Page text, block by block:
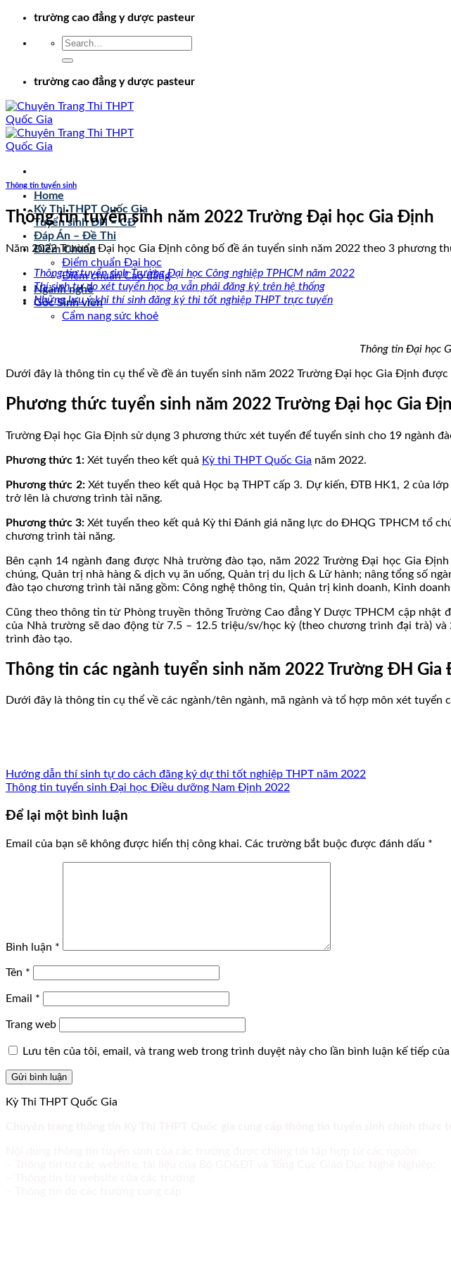
Chuyểntrường cao đẳng y dược pasteur
trường cao đẳng y dược pasteur
Home
Kỳ Thi THPT Quốc Gia
Tuyển sinh ĐH – CĐ
Đáp Án – Đề Thi
Điểm Chuẩn
Điểm chuẩn Đại học
Điểm chuẩn Cao đẳng
Ngành nghề
Góc Sinh viên
Cẩm nang sức khoẻ
Thông tin tuyển sinh
Thông tin tuyển sinh năm 2022 Trường Đại học Gia Định
Năm 2022 Trường Đại học Gia Định công bố đề án tuyển sinh năm 2022 theo 3 phương
Thông tin tuyển sinh Trường Đại học Công nghiệp TPHCM năm 2022
Thí sinh tự do xét tuyển học bạ vẫn phải đăng ký trên hệ thống
Những lưu ý khi thí sinh đăng ký thi tốt nghiệp THPT trực tuyến
Thông tin Đại học
Dưới đây là thông tin cụ thể về đề án tuyển sinh năm 2022 Trường Đại học Gia Định được
Phương thức tuyển sinh năm 2022 Trường Đại học Gia
Trường Đại học Gia Định sử dụng 3 phương thức xét tuyển để tuyển sinh cho 19 ngành
Phương thức 1: Xét tuyển theo kết quả Kỳ thi THPT Quốc Gia năm 2022.
Phương thức 2:Xét tuyển theo kết quả Học bạ THPT cấp 3. Dự kiến, ĐTB HK1, 2 của
trở lên là chương trình tài năng.
Phương thức 3: Xét tuyển theo kết quả Kỳ thi Đánh giá năng lực do ĐHQG TPHCM tổ
chương trình tài năng.
Bên cạnh 14 ngành đang được Nhà trường đào tạo, năm 2022 Trường Đại học Gia
chúng, Quản trị nhà hàng & dịch vụ ăn uống, Quản trị du lịch & Lữ hành; nâng tổng số
đào tạo chương trình tài năng gồm: Công nghệ thông tin, Quản trị kinh doanh, Kinh
Cũng theo thông tin từ Phòng truyền thông Trường Cao đẳng Y Dược TPHCM cập
của Nhà trường sẽ dao động từ 7.5 – 12.5 triệu/sv/học kỳ (theo chương trình đại trà)
trình đào tạo.
Thông tin các ngành tuyển sinh năm 2022 Trường ĐH Gia
Dưới đây là thông tin cụ thể về các ngành/tên ngành, mã ngành và tổ hợp môn xét tuyển
Hướng dẫn thí sinh tự do cách đăng ký dự thi tốt nghiệp THPT năm 2022
Thông tin tuyển sinh Đại học Điều dưỡng Nam Định 2022
Để lại một bình luận
Email của bạn sẽ không được hiển thị công khai. Các trường bắt buộc được đánh dấu *
Bình luận *
Tên *
Email *
Trang web
Lưu tên của tôi, email, và trang web trong trình duyệt này cho lần bình luận kế tiếp
Kỳ Thi THPT Quốc Gia